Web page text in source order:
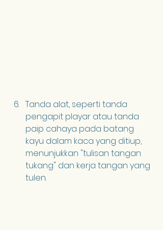
Tanda alat, seperti tanda
pengapit playar atau tanda
paip cahaya pada batang
kayu dalam kaca yang ditiup,
menunjukkan "tulisan tangan
tukang" dan kerja tangan yang
tulen.